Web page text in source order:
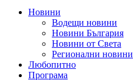
Новини
Водещи новини
Новини България
Новини от Света
Регионални новини
Любопитно
Програма